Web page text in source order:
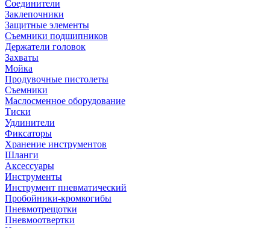
Соединители
Заклепочники
Защитные элементы
Съемники подшипников
Держатели головок
Захваты
Мойка
Продувочные пистолеты
Съемники
Маслосменное оборудование
Тиски
Удлинители
Фиксаторы
Хранение инструментов
Шланги
Аксессуары
Инструменты
Инструмент пневматический
Пробойники-кромкогибы
Пневмотрещотки
Пневмоотвертки